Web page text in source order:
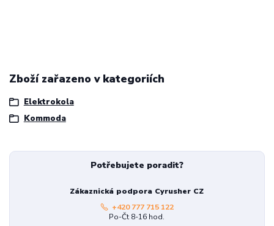
Zboží zařazeno v kategoriích
Elektrokola
Kommoda
Potřebujete poradit?
Zákaznická podpora Cyrusher CZ
+420 777 715 122
Po-Čt 8-16 hod.